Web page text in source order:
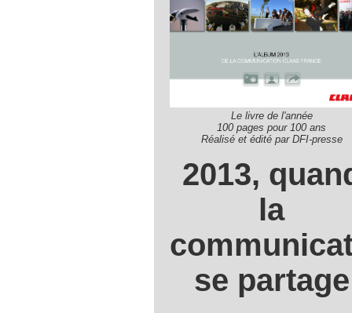
Le livre de l'année
100 pages pour 100 ans
Réalisé et édité par DFI-presse
2013,
la
se partage